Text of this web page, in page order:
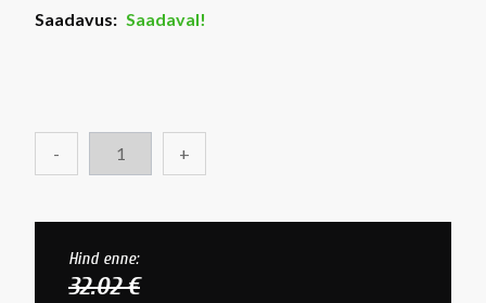
Saadavus: Saadaval!
- +
Hind enne:
32.02 €